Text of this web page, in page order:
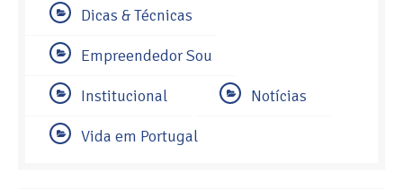
Dicas & Técnicas
Empreendedor Sou
Institucional Notícias
Vida em Portugal